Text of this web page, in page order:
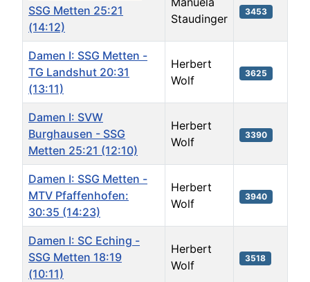
SSG Metten 25:21
(14:12)
Staudinger
3453
Damen I: SSG Metten -
TG Landshut 20:31
(13:11)
Herbert
Wolf
3625
Damen I: SVW
Burghausen - SSG
Metten 25:21 (12:10)
Herbert
Wolf
3390
Damen I: SSG Metten -
MTV Pfaffenhofen:
30:35 (14:23)
Herbert
Wolf
3940
Damen I: SC Eching -
SSG Metten 18:19
(10:11)
Herbert
Wolf
3518